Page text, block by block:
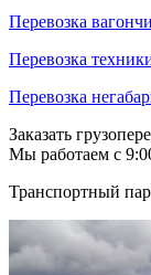
Перевозка
Перевозка
Перевозка
Заказать
Мы работаем с
Транспортный